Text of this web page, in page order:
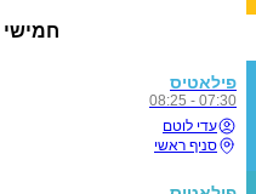
חמישי
פילאטיס
07:30 - 08:25
עדי לוטם
סניף ראשי